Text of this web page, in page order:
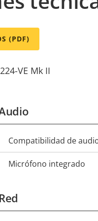
(PDF)
VE Mk II
Descripción
de
Compatibilidad de
Micrófono integrado
Red